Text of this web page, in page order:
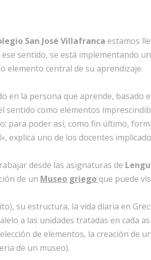
San José Villafranca estamos
ese sentido, se está implementando
elemento central de su aprendizaje.
en la persona que aprende, basado
sentido como elementos
para poder así, como fin último,
explica uno de los docentes
desde las asignaturas de
de un Museo griegoque puede
su estructura, la vida diaria en
a las unidades tratadas en cada
de elementos, la creación de
de un museo).